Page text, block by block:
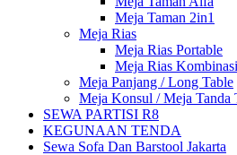
Meja Taman 2in1
Meja Rias
Meja Rias Portable
Meja Rias
Meja Panjang / Long Table
Meja Konsul / Meja Tanda
SEWA PARTISI R8
KEGUNAAN TENDA
Sewa Sofa Dan Barstool Jakarta